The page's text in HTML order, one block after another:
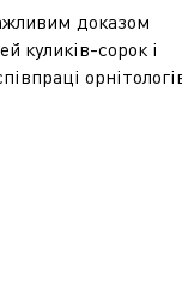
доказом
куликів-сорок і